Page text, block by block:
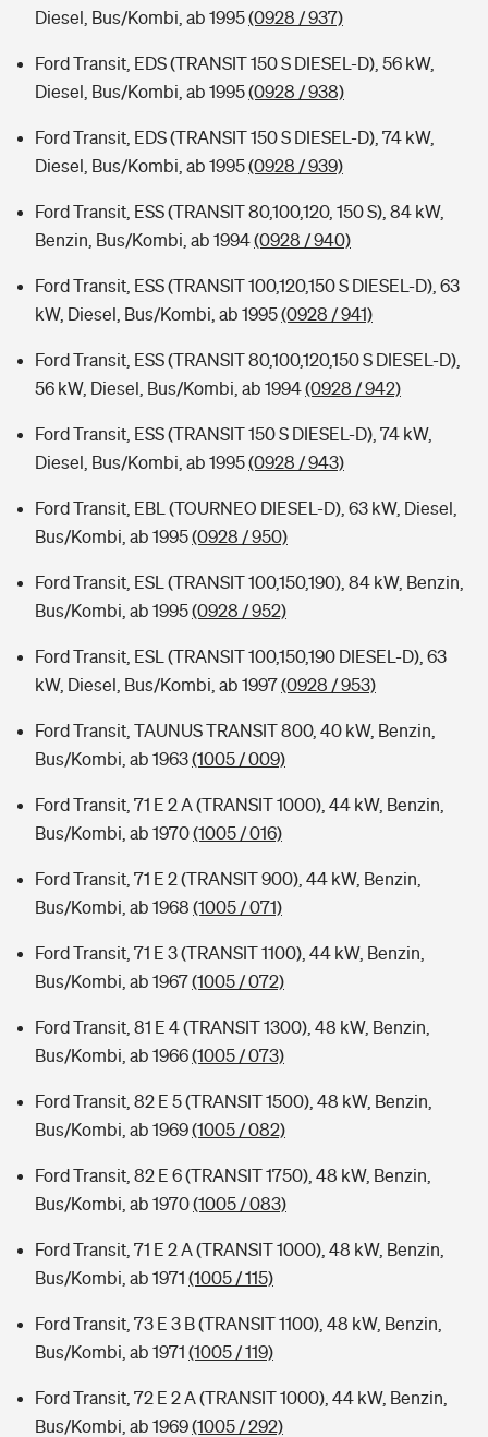
Diesel, Bus/Kombi, ab 1995(0928 / 937)
Ford Transit, EDS (TRANSIT 150 S DIESEL-D), 56 kW,
Diesel, Bus/Kombi, ab 1995(0928 / 938)
Ford Transit, EDS (TRANSIT 150 S DIESEL-D), 74 kW,
Diesel, Bus/Kombi, ab 1995(0928 / 939)
Ford Transit, ESS (TRANSIT 80,100,120, 150 S), 84 kW,
Benzin, Bus/Kombi, ab 1994(0928 / 940)
Ford Transit, ESS (TRANSIT 100,120,150 S DIESEL-D), 63
kW, Diesel, Bus/Kombi, ab 1995(0928 / 941)
Ford Transit, ESS (TRANSIT 80,100,120,150 S DIESEL-D),
56 kW, Diesel, Bus/Kombi, ab 1994(0928 / 942)
Ford Transit, ESS (TRANSIT 150 S DIESEL-D), 74 kW,
Diesel, Bus/Kombi, ab 1995(0928 / 943)
Ford Transit, EBL (TOURNEO DIESEL-D), 63 kW, Diesel,
Bus/Kombi, ab 1995(0928 / 950)
Ford Transit, ESL (TRANSIT 100,150,190), 84 kW, Benzin,
Bus/Kombi, ab 1995(0928 / 952)
Ford Transit, ESL (TRANSIT 100,150,190 DIESEL-D), 63
kW, Diesel, Bus/Kombi, ab 1997(0928 / 953)
Ford Transit, TAUNUS TRANSIT 800, 40 kW, Benzin,
Bus/Kombi, ab 1963(1005 / 009)
Ford Transit, 71 E 2 A (TRANSIT 1000), 44 kW, Benzin,
Bus/Kombi, ab 1970(1005 / 016)
Ford Transit, 71 E 2 (TRANSIT 900), 44 kW, Benzin,
Bus/Kombi, ab 1968 (1005 / 071)
Ford Transit, 71 E 3 (TRANSIT 1100), 44 kW, Benzin,
Bus/Kombi, ab 1967(1005 / 072)
Ford Transit, 81 E 4 (TRANSIT 1300), 48 kW, Benzin,
Bus/Kombi, ab 1966(1005 / 073)
Ford Transit, 82 E 5 (TRANSIT 1500), 48 kW, Benzin,
Bus/Kombi, ab 1969(1005 / 082)
Ford Transit, 82 E 6 (TRANSIT 1750), 48 kW, Benzin,
Bus/Kombi, ab 1970(1005 / 083)
Ford Transit, 71 E 2 A (TRANSIT 1000), 48 kW, Benzin,
Bus/Kombi, ab 1971 (1005 / 115)
Ford Transit, 73 E 3 B (TRANSIT 1100), 48 kW, Benzin,
Bus/Kombi, ab 1971 (1005 / 119)
Ford Transit, 72 E 2 A (TRANSIT 1000), 44 kW, Benzin,
Bus/Kombi, ab 1969(1005 / 292)